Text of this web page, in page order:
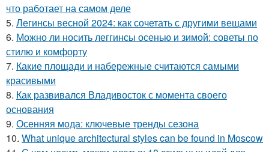
что работает на самом деле
5. Легинсы весной 2024: как сочетать с другими вещами
6. Можно ли носить леггинсы осенью и зимой: советы по
стилю и комфорту
7. Какие площади и набережные считаются самыми
красивыми
8. Как развивался Владивосток с момента своего
основания
9. Осенняя мода: ключевые тренды сезона
10. What unique architectural styles can be found in Moscow